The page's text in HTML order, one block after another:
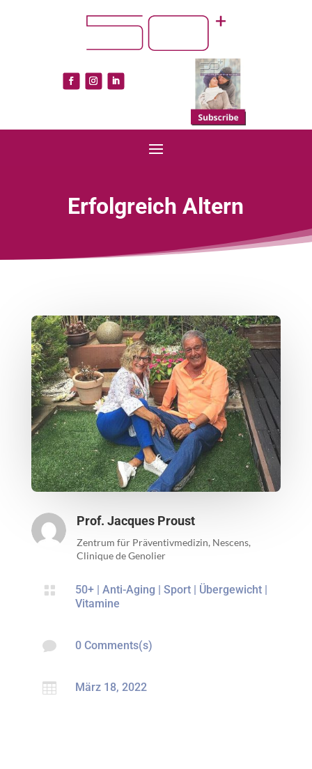
Erfolgreich Altern
Prof. Jacques Proust
Zentrum für Präventivmedizin, Nescens,
Clinique de Genolier
 50+| Anti-Aging Sport| Übergewicht|
Vitamine
 0 Comments(s)
 März 18, 2022